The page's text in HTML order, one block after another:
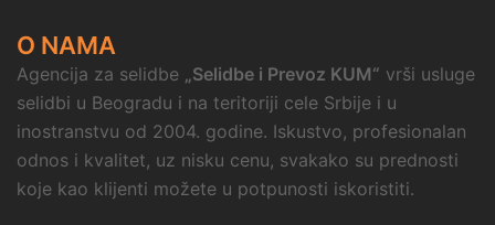
O NAMA
Agencija za selidbe „Selidbe i Prevoz KUM“ vrši usluge
selidbi u Beogradu i na teritoriji cele Srbije i u
inostranstvu od 2004. godine. Iskustvo, profesionalan
odnos i kvalitet, uz nisku cenu, svakako su prednosti
koje kao klijenti možete u potpunosti iskoristiti.